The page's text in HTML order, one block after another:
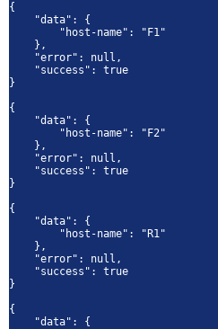
{
"data": {
"host-name": "F1"
},
"error": null,
"success": true
}
{
"data": {
"host-name": "F2"
},
"error": null,
"success": true
}
{
"data": {
"host-name": "R1"
},
"error": null,
"success": true
}
{
"data": {